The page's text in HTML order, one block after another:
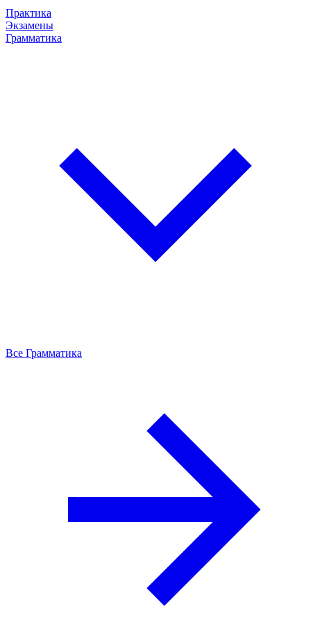
Практика
Экзамены
Грамматика
Все Грамматика